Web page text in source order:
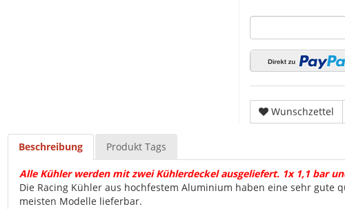
Wunschzettel
Beschreibung Produkt Tags
Alle Kühler werden mit zwei Kühlerdeckel ausgeliefert. 1x 1,1 bar
Die Racing Kühler aus hochfestem Aluminium haben eine sehr gute
meisten Modelle lieferbar.